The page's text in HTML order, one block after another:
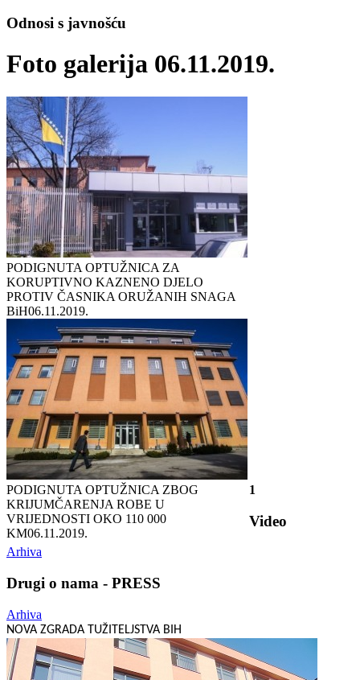
Odnosi s javnošću
Foto galerija 06.11.2019.
PODIGNUTA OPTUŽNICA ZA
KORUPTIVNO KAZNENO DJELO
PROTIV ČASNIKA ORUŽANIH SNAGA
BiH06.11.2019.
PODIGNUTA OPTUŽNICA ZBOG
KRIJUMČARENJA ROBE U
VRIJEDNOSTI OKO 110 000
KM06.11.2019.
1
Video
Arhiva
Drugi o nama - PRESS
Arhiva
NOVA ZGRADA TUŽITELJSTVA BIH